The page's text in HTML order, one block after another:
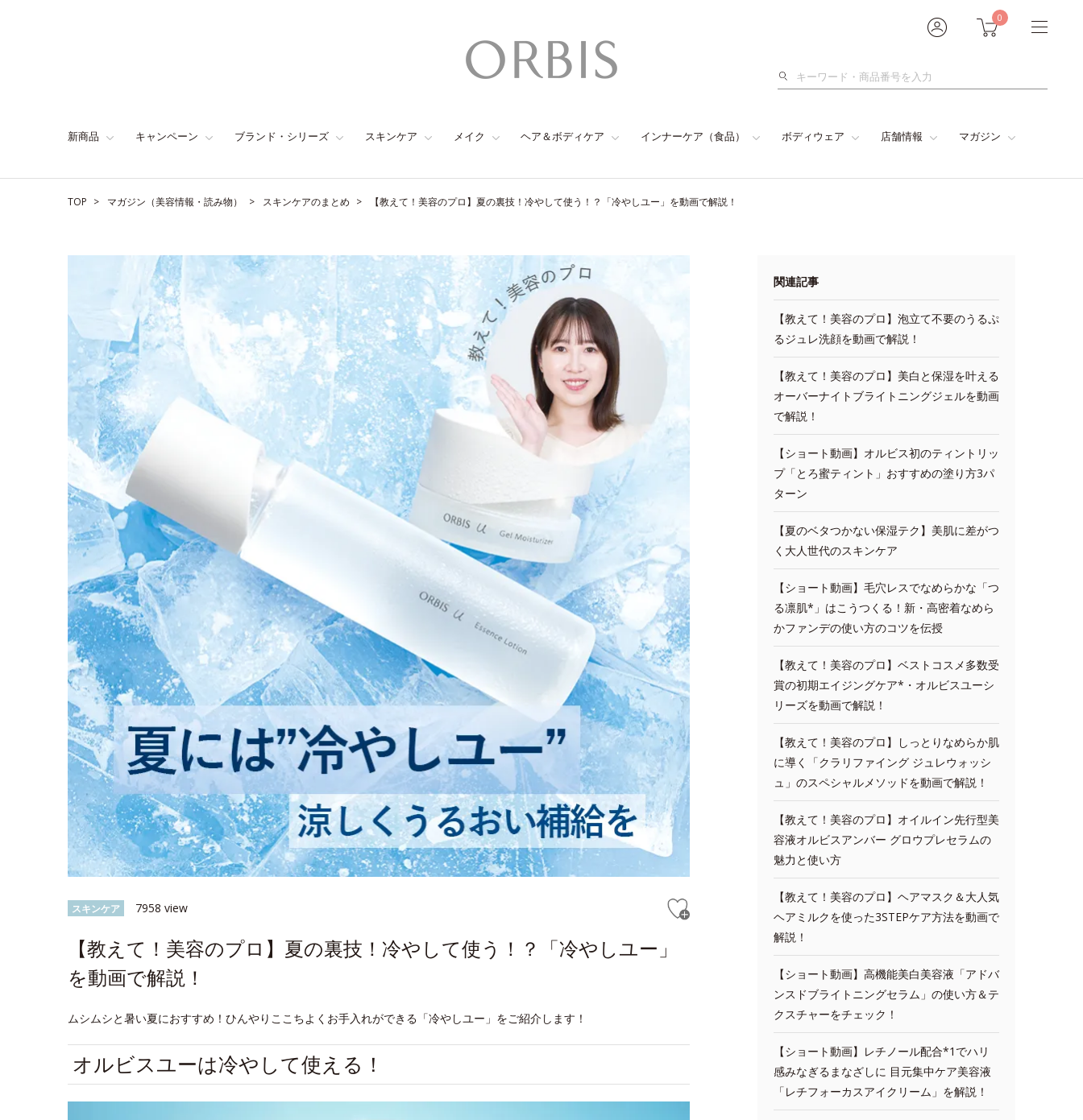
0
検
新商品 キャンペーン ブランド・シリーズ スキンケア メイク ヘア＆ボディケア インナーケア（食品） ボディウェア 店舗情報 マガジン
TOP マガジン（美容情報・読み物） スキンケアのまとめ 【教えて！美容のプロ】夏の裏技！冷やして使う！？「冷やしユー」を動画で解説！
スキンケア 7958 view
【教えて！美容のプロ】夏の裏技！冷やして使う！？「冷やしユー」
を動画で解説！
ムシムシと暑い夏におすすめ！ひんやりここちよくお手入れができる「冷やしユー」をご紹介します！
オルビスユーは冷やして使える！
関連記事
【教えて！美容のプロ】泡立て不要のうるぷ
るジュレ洗顔を動画で解説！
【教えて！美容のプロ】美白と保湿を叶える
オーバーナイトブライトニングジェルを動画
で解説！
【ショート動画】オルビス初のティントリッ
プ「とろ蜜ティント」おすすめの塗り方3パ
ターン
【夏のベタつかない保湿テク】美肌に差がつ
く大人世代のスキンケア
【ショート動画】毛穴レスでなめらかな「つ
る凛肌*」はこうつくる！新・高密着なめら
かファンデの使い方のコツを伝授
【教えて！美容のプロ】ベストコスメ多数受
賞の初期エイジングケア*・オルビスユーシ
リーズを動画で解説！
【教えて！美容のプロ】しっとりなめらか肌
に導く「クラリファイング ジュレウォッシ
ュ」のスペシャルメソッドを動画で解説！
【教えて！美容のプロ】オイルイン先行型美
容液オルビスアンバー グロウプレセラムの
魅力と使い方
【教えて！美容のプロ】ヘアマスク＆大人気
ヘアミルクを使った3STEPケア方法を動画で
解説！
【ショート動画】高機能美白美容液「アドバ
ンスドブライトニングセラム」の使い方＆テ
クスチャーをチェック！
【ショート動画】レチノール配合*1でハリ
感みなぎるまなざしに 目元集中ケア美容液
「レチフォーカスアイクリーム」を解説！